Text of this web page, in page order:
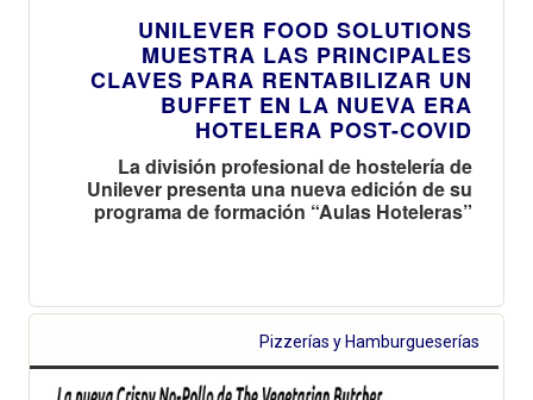
UNILEVER FOOD SOLUTIONS
MUESTRA LAS PRINCIPALES
CLAVES PARA RENTABILIZAR UN
BUFFET EN LA NUEVA ERA
HOTELERA POST-COVID
La división profesional de hostelería de
Unilever presenta una nueva edición de su
programa de formación “Aulas Hoteleras”
Pizzerías y Hamburgueserías